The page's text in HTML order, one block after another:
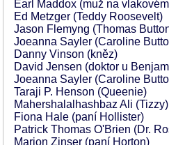
Earl Maddox (muž na
Ed Metzger (Teddy Roosevelt)
Jason Flemyng (Thomas
Joeanna Sayler (Caroline
Danny Vinson (kněz)
David Jensen (doktor u
Joeanna Sayler (Caroline
Taraji P. Henson (Queenie)
Mahershalalhashbaz Ali (Tizzy)
Fiona Hale (paní Hollister)
Patrick Thomas O'Brien (Dr.
Marion Zinser (paní Horton)